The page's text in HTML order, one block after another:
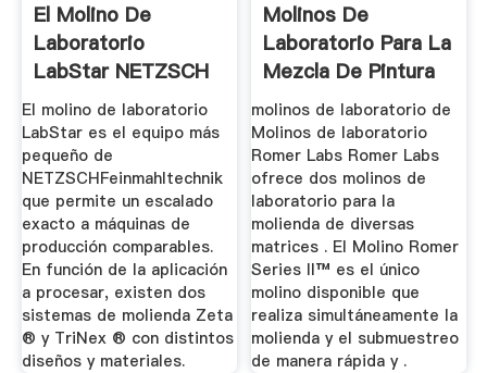
El Molino De
Laboratorio
LabStar NETZSCH
Molienda Y ...
El molino de laboratorio
LabStar es el equipo más
pequeño de
NETZSCHFeinmahltechnik
que permite un escalado
exacto a máquinas de
producción comparables.
En función de la aplicación
a procesar, existen dos
sistemas de molienda Zeta
® y TriNex ® con distintos
diseños y materiales.
Molinos De
Laboratorio Para La
Mezcla De Pintura
molinos de laboratorio de
Molinos de laboratorio
Romer Labs Romer Labs
ofrece dos molinos de
laboratorio para la
molienda de diversas
matrices . El Molino Romer
Series II™ es el único
molino disponible que
realiza simultáneamente la
molienda y el submuestreo
de manera rápida y .